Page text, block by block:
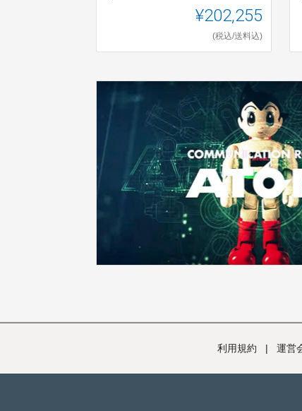
¥202,255
(税込/送料込)
利用規約 | 運営